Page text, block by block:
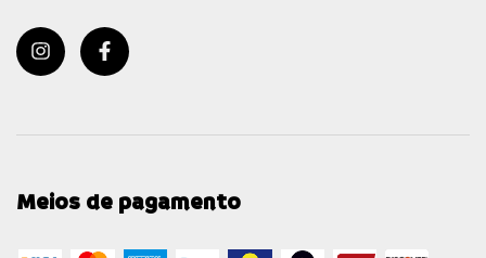
Meios de pagamento